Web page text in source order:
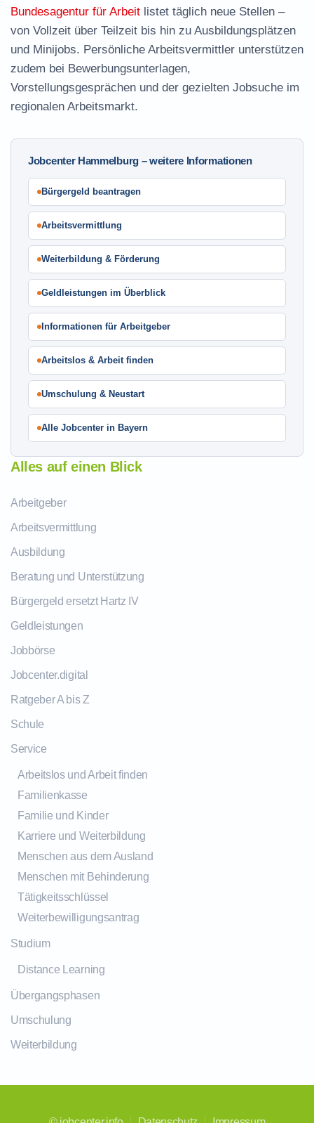
Bundesagentur für Arbeit listet täglich neue Stellen –
von Vollzeit über Teilzeit bis hin zu Ausbildungsplätzen
und Minijobs. Persönliche Arbeitsvermittler unterstützen
zudem bei Bewerbungsunterlagen,
Vorstellungsgesprächen und der gezielten Jobsuche im
regionalen Arbeitsmarkt.
Jobcenter Hammelburg – weitere Informationen
Bürgergeld beantragen
Arbeitsvermittlung
Weiterbildung & Förderung
Geldleistungen im Überblick
Informationen für Arbeitgeber
Arbeitslos & Arbeit finden
Umschulung & Neustart
Alle Jobcenter in Bayern
Alles auf einen Blick
Arbeitgeber
Arbeitsvermittlung
Ausbildung
Beratung und Unterstützung
Bürgergeld ersetzt Hartz IV
Geldleistungen
Jobbörse
Jobcenter.digital
Ratgeber A bis Z
Schule
Service
Arbeitslos und Arbeit finden
Familienkasse
Familie und Kinder
Karriere und Weiterbildung
Menschen aus dem Ausland
Menschen mit Behinderung
Tätigkeitsschlüssel
Weiterbewilligungsantrag
Studium
Distance Learning
Übergangsphasen
Umschulung
Weiterbildung